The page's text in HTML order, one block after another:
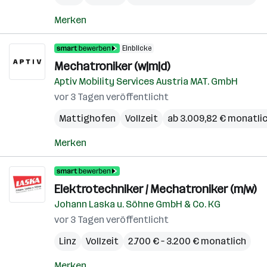
Merken
Einblicke
Mechatroniker (w|m|d)
Aptiv Mobility Services Austria MAT. GmbH
vor 3 Tagen veröffentlicht
Mattighofen
Vollzeit ab 3.009,82 €
Merken
Elektrotechniker / Mechatroniker (m/w)
Johann Laska u. Söhne GmbH & Co. KG
vor 3 Tagen veröffentlicht
Linz
Vollzeit 2.700 € – 3.200 € monatlich